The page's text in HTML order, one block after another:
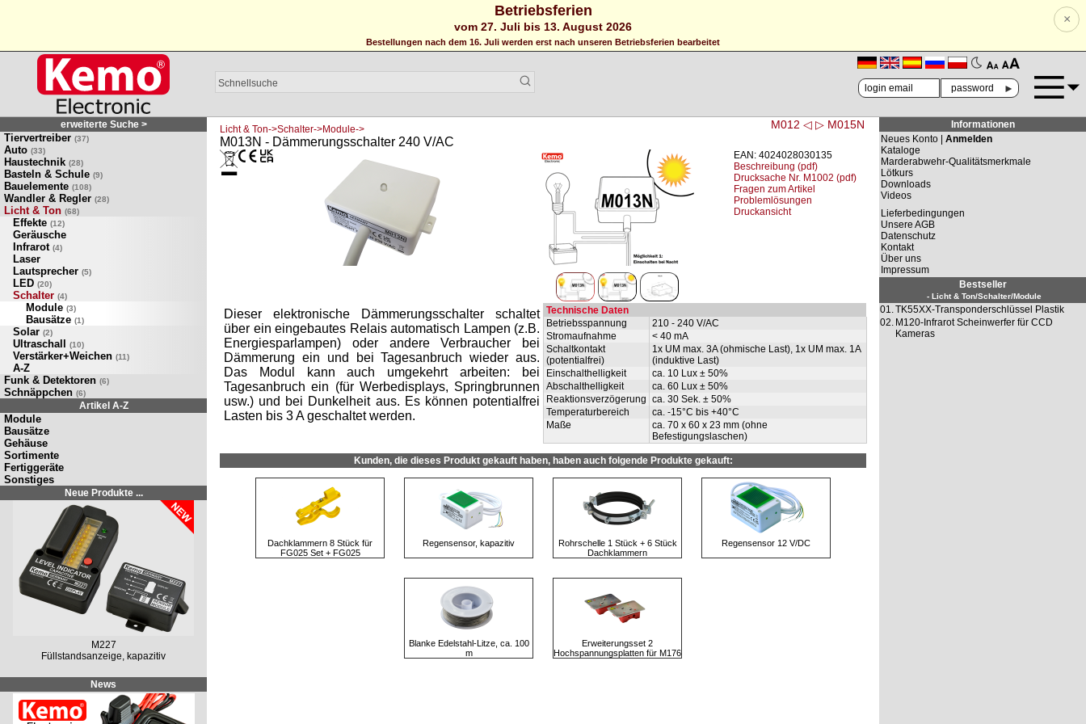
Betriebsferien
vom 27. Juli bis 13. August 2026
Bestellungen nach dem 16. Juli werden erst nach unseren Betriebsferien bearbeitet
×
🗛 🗚
►
erweiterte Suche >
Tiervertreiber (37)
Auto (33)
Haustechnik (28)
Basteln & Schule (9)
Bauelemente (108)
Wandler & Regler (28)
Licht & Ton (68)
Effekte (12)
Geräusche
Infrarot (4)
Laser
Lautsprecher (5)
LED (20)
Schalter (4)
Module (3)
Bausätze (1)
Solar (2)
Ultraschall (10)
Verstärker+Weichen (11)
A-Z
Funk & Detektoren (6)
Schnäppchen (6)
Artikel A-Z
Module
Bausätze
Gehäuse
Sortimente
Fertiggeräte
Sonstiges
Neue Produkte ...
M227
Füllstandsanzeige, kapazitiv
News
M012 ◁ ▷ M015N
Licht & Ton->Schalter->Module->
M013N - Dämmerungsschalter 240 V/AC
EAN: 4024028030135
Beschreibung (pdf)
Drucksache Nr. M1002 (pdf)
Fragen zum Artikel
Problemlösungen
Druckansicht
Technische Daten
Betriebsspannung
210 - 240 V/AC
Stromaufnahme
< 40 mA
Schaltkontakt
(potentialfrei)
1x UM max. 3A (ohmische Last), 1x UM max. 1A
(induktive Last)
Einschalthelligkeit
ca. 10 Lux ± 50%
Abschalthelligkeit
ca. 60 Lux ± 50%
Reaktionsverzögerung ca. 30 Sek. ± 50%
Temperaturbereich
ca. -15°C bis +40°C
Maße
ca. 70 x 60 x 23 mm (ohne
Befestigungslaschen)
Dieser elektronische Dämmerungsschalter schaltet
über ein eingebautes Relais automatisch Lampen (z.B.
Energiesparlampen) oder andere Verbraucher bei
Dämmerung ein und bei Tagesanbruch wieder aus.
Das Modul kann auch umgekehrt arbeiten: bei
Tagesanbruch ein (für Werbedisplays, Springbrunnen
usw.) und bei Dunkelheit aus. Es können potentialfrei
Lasten bis 3 A geschaltet werden.
Kunden, die dieses Produkt gekauft haben, haben auch folgende Produkte gekauft:
Dachklammern 8 Stück für
FG025 Set + FG025
Regensensor, kapazitiv
Rohrschelle 1 Stück + 6 Stück
Dachklammern
Regensensor 12 V/DC
Blanke Edelstahl-Litze, ca. 100
m
Erweiterungsset 2
Hochspannungsplatten für M176
Informationen
Neues Konto | Anmelden
Kataloge
Marderabwehr-Qualitätsmerkmale
Lötkurs
Downloads
Videos
Lieferbedingungen
Unsere AGB
Datenschutz
Kontakt
Über uns
Impressum
Bestseller
- Licht & Ton/Schalter/Module
01.TK55XX-Transponderschlüssel Plastik
02. M120-Infrarot Scheinwerfer für CCD
Kameras